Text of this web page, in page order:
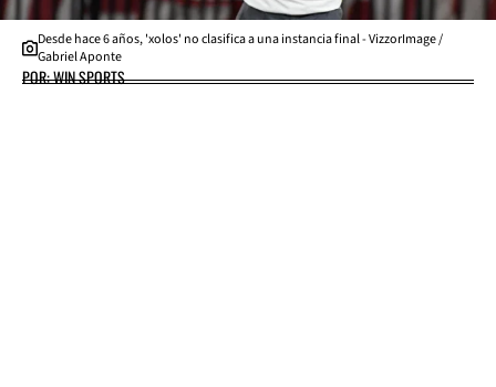
Desde hace 6 años, 'xolos' no clasifica a una instancia final - VizzorImage /
Gabriel Aponte
POR: WIN SPORTS